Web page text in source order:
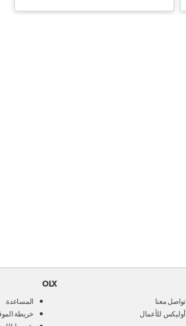
تواصل معنا
أوليكس للأعمال
OLX
المساعدة
خريطة